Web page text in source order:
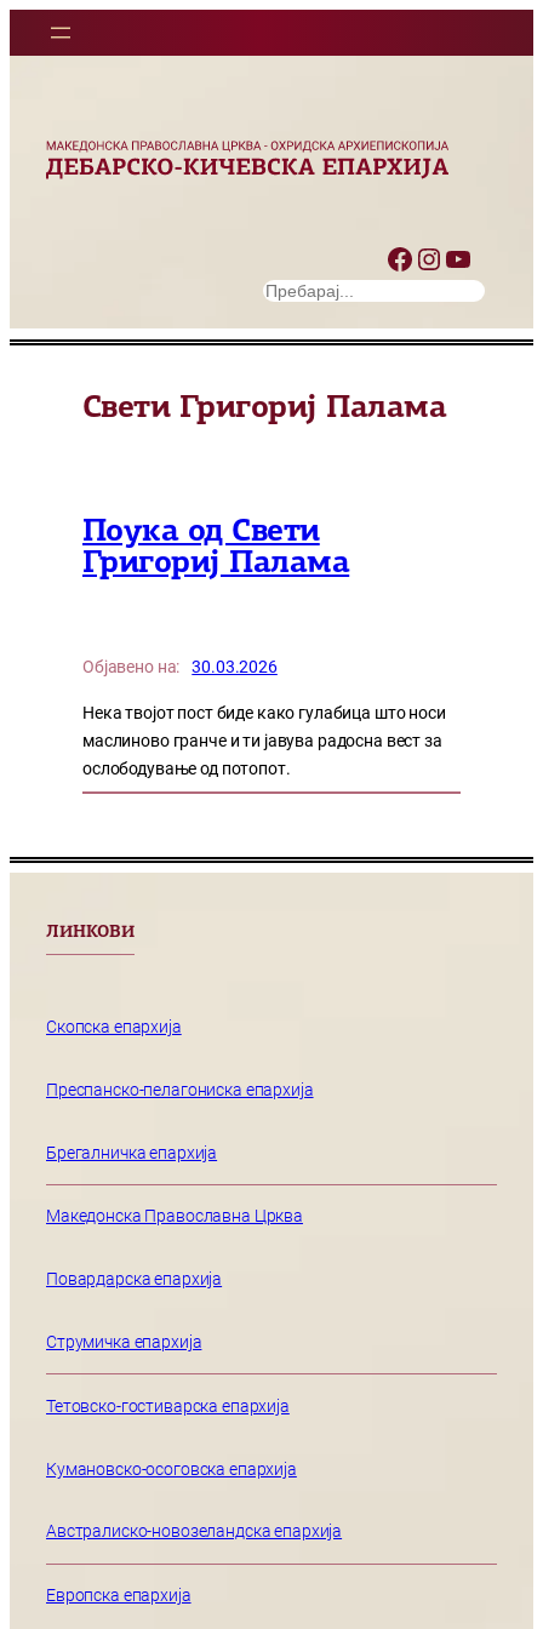
Facebook Instagram YouTube
S
a
c
Свети Григориј Палама
Поука од Свети
Григориј Палама
Објавено на: 30.03.2026
Нека твојот пост биде како гулабица што носи
маслиново гранче и ти јавува радосна вест за
ослободување од потопот.
ЛИНКОВИ
Скопска епархија
Преспанско-пелагониска епархија
Брегалничка епархија
Македонска Православна Црква
Повардарска епархија
Струмичка епархија
Тетовско-гостиварска епархија
Кумановско-осоговска епархија
Австралиско-новозеландска епархија
Европска епархија